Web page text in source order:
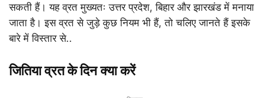
सकती हैं। यह व्रत मुख्यतः उत्तर प्रदेश, बिहार और झारखंड में मनाया
जाता है। इस व्रत से जुड़े कुछ नियम भी हैं, तो चलिए जानते हैं इसके
बारे में विस्तार से..
जितिया व्रत के दिन क्या करें